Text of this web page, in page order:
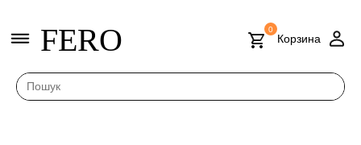
FERO 0
Корзина